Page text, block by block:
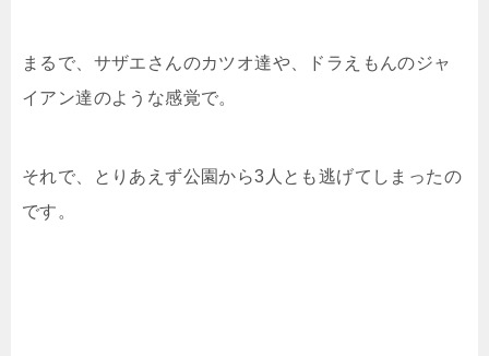
まるで、サザエさんのカツオ達や、ドラえもんのジャ
イアン達のような感覚で。
それで、とりあえず公園から3人とも逃げてしまったの
です。